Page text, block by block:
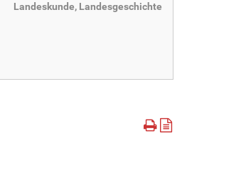
Landeskunde, Landesgeschichte